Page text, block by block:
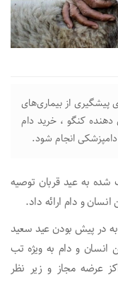
پیشگیری از بیماری‌های
کنگو ، خرید دام
دامپزشکی انجام شود.
شده به عید قربان توصیه
و دام ارائه داد.
به در پیش بودن عید سعید
انسان و دام به ویژه تب
عرضه مجاز و زیر نظر